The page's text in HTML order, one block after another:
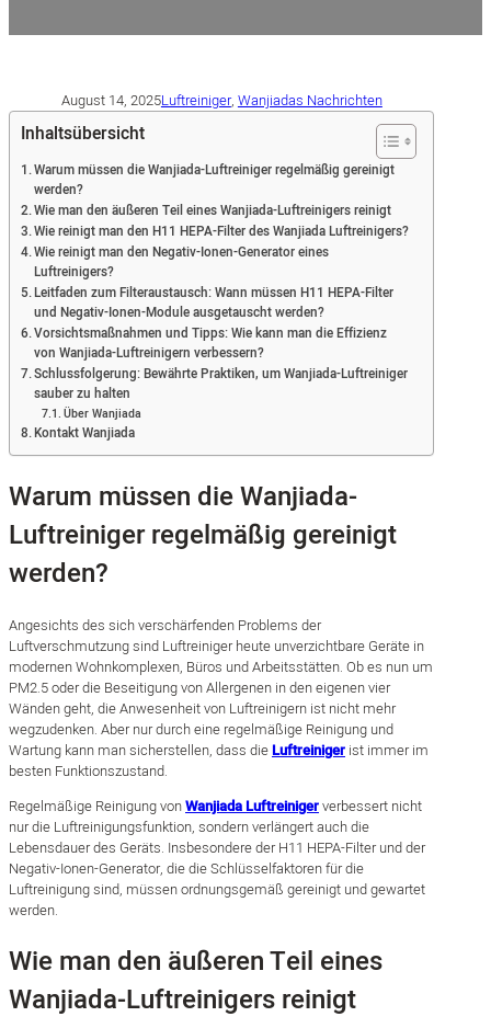
August 14, 2025Luftreiniger, Wanjiadas Nachrichten
Inhaltsübersicht
Warum müssen die Wanjiada-Luftreiniger regelmäßig gereinigt
werden?
Wie man den äußeren Teil eines Wanjiada-Luftreinigers reinigt
Wie reinigt man den H11 HEPA-Filter des Wanjiada Luftreinigers?
Wie reinigt man den Negativ-Ionen-Generator eines
Luftreinigers?
Leitfaden zum Filteraustausch: Wann müssen H11 HEPA-Filter
und Negativ-Ionen-Module ausgetauscht werden?
Vorsichtsmaßnahmen und Tipps: Wie kann man die Effizienz
von Wanjiada-Luftreinigern verbessern?
Schlussfolgerung: Bewährte Praktiken, um Wanjiada-Luftreiniger
sauber zu halten
Über Wanjiada
Kontakt Wanjiada
Warum müssen die Wanjiada-
Luftreiniger regelmäßig gereinigt
werden?
Angesichts des sich verschärfenden Problems der
Luftverschmutzung sind Luftreiniger heute unverzichtbare Geräte in
modernen Wohnkomplexen, Büros und Arbeitsstätten. Ob es nun um
PM2.5 oder die Beseitigung von Allergenen in den eigenen vier
Wänden geht, die Anwesenheit von Luftreinigern ist nicht mehr
wegzudenken. Aber nur durch eine regelmäßige Reinigung und
Wartung kann man sicherstellen, dass die Luftreiniger ist immer im
besten Funktionszustand.
Regelmäßige Reinigung vonWanjiada Luftreinigerverbessert nicht
nur die Luftreinigungsfunktion, sondern verlängert auch die
Lebensdauer des Geräts. Insbesondere der H11 HEPA-Filter und der
Negativ-Ionen-Generator, die die Schlüsselfaktoren für die
Luftreinigung sind, müssen ordnungsgemäß gereinigt und gewartet
werden.
Wie man den äußeren Teil eines
Wanjiada-Luftreinigers reinigt